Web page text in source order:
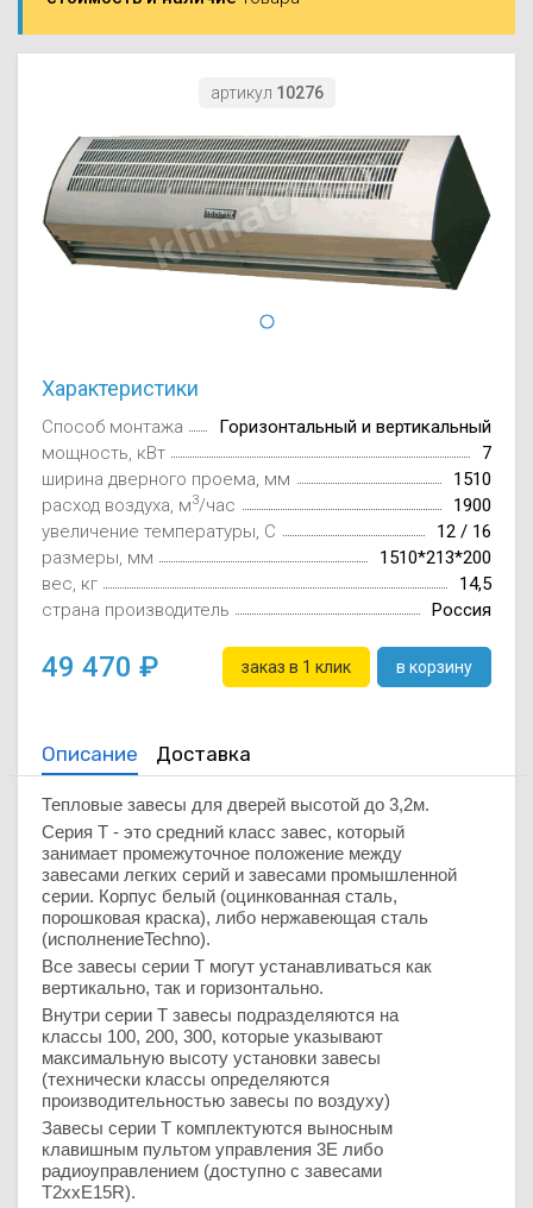
артикул 10276
Характеристики
Способ монтажа
Горизонтальный и вертикальный
мощность, кВт
7
ширина дверного проема, мм
1510
расход воздуха, м3/час
1900
увеличение температуры, C
12 / 16
размеры, мм
1510*213*200
вес, кг
14,5
страна производитель
Россия
49 470 заказ в 1 клик в корзину
Описание Доставка
Тепловые завесы для дверей высотой до 3,2м.
Серия Т - это средний класс завес, который
занимает промежуточное положение между
завесами легких серий и завесами промышленной
серии. Корпус белый (оцинкованная сталь,
порошковая краска), либо нержавеющая сталь
(исполнениеTechno).
Все завесы серии Т могут устанавливаться как
вертикально, так и горизонтально.
Внутри серии Т завесы подразделяются на
классы 100, 200, 300, которые указывают
максимальную высоту установки завесы
(технически классы определяются
производительностью завесы по воздуху)
Завесы серии Т комплектуются выносным
клавишным пультом управления 3Е либо
радиоуправлением (доступно с завесами
Т2ххЕ15R).
блоки (ККБ)
Чиллеры
Фанкойлы
Очистители и
воздуха
Осушители
Wi-Fi модуля
Водяные
(калориферы)
Электрокамины
Сушилки для
отработанном
Газонокосилки
Подметально-
техника